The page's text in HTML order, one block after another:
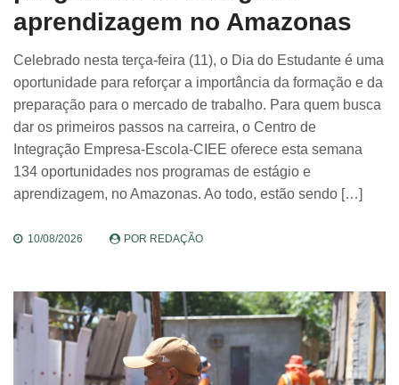
aprendizagem no Amazonas
Celebrado nesta terça-feira (11), o Dia do Estudante é uma
oportunidade para reforçar a importância da formação e da
preparação para o mercado de trabalho. Para quem busca
dar os primeiros passos na carreira, o Centro de
Integração Empresa-Escola-CIEE oferece esta semana
134 oportunidades nos programas de estágio e
aprendizagem, no Amazonas. Ao todo, estão sendo […]
10/08/2026 POR REDAÇÃO